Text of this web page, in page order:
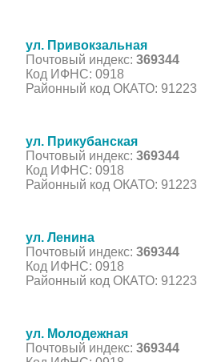
ул. Привокзальная
Почтовый индекс: 369344
Код ИФНС: 0918
Районный код ОКАТО:
ул. Прикубанская
Почтовый индекс: 369344
Код ИФНС: 0918
Районный код ОКАТО:
ул. Ленина
Почтовый индекс: 369344
Код ИФНС: 0918
Районный код ОКАТО:
ул. Молодежная
Почтовый индекс: 369344